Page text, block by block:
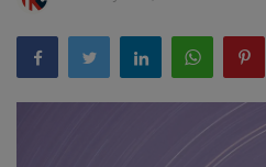
Kabar Kampus